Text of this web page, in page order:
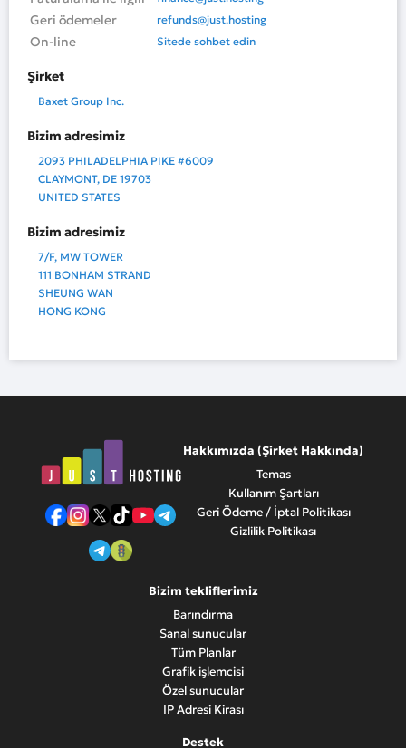
Geri ödemeler refunds@just.hosting
On-line Sitede sohbet edin
Şirket
Baxet Group Inc.
Bizim adresimiz
2093 PHILADELPHIA PIKE #6009
CLAYMONT, DE 19703
UNITED STATES
Bizim adresimiz
7/F, MW TOWER
111 BONHAM STRAND
SHEUNG WAN
HONG KONG
Hakkımızda (Şirket Hakkında)
Temas
Kullanım Şartları
Geri Ödeme / İptal Politikası
Gizlilik Politikası
Bizim tekliflerimiz
Barındırma
Sanal sunucular
Tüm Planlar
Grafik işlemcisi
Özel sunucular
IP Adresi Kirası
Destek